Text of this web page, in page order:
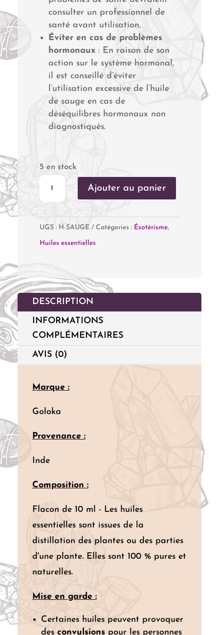
consulter un professionnel de
santé avant utilisation.
Éviter en cas de problèmes
hormonaux: En raison de son
action sur le système hormonal,
il est conseillé d’éviter
l’utilisation excessive de l’huile
de sauge en cas de
déséquilibres hormonaux non
diagnostiqués.
5 en stock
Essentielle
"Sauge"
Ajouter au panier
UGS : H-SAUGE Catégories : Ésotérisme,
Huiles essentielles
DESCRIPTION
INFORMATIONS
COMPLÉMENTAIRES
AVIS (0)
Marque :
Goloka
Provenance :
Inde
Composition :
Flacon de 10 ml - Les huiles
essentielles sont issues de la
distillation des plantes ou des parties
d'une plante. Elles sont 100 % pures et
naturelles.
Mise en garde :
Certaines huiles peuvent provoquer
des convulsionspour les personnes